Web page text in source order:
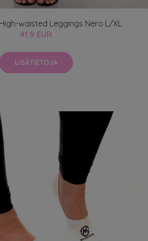
waisted Leggings Nero L/XL
41.9 EUR
LISÄTIETOJA